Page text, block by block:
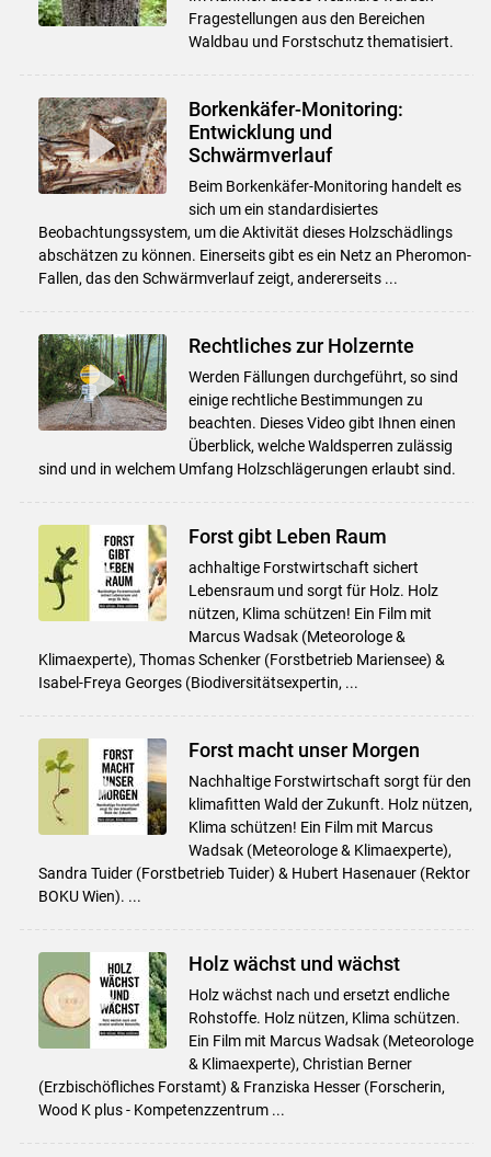
Fragestellungen aus den Bereichen
Waldbau und Forstschutz thematisiert.
Borkenkäfer-Monitoring:
Entwicklung und
Schwärmverlauf
Beim Borkenkäfer-Monitoring handelt es
sich um ein standardisiertes
Beobachtungssystem, um die Aktivität dieses Holzschädlings
abschätzen zu können. Einerseits gibt es ein Netz an Pheromon-
Fallen, das den Schwärmverlauf zeigt, andererseits ...
Rechtliches zur Holzernte
Werden Fällungen durchgeführt, so sind
einige rechtliche Bestimmungen zu
beachten. Dieses Video gibt Ihnen einen
Überblick, welche Waldsperren zulässig
sind und in welchem Umfang Holzschlägerungen erlaubt sind.
Forst gibt Leben Raum
achhaltige Forstwirtschaft sichert
Lebensraum und sorgt für Holz. Holz
nützen, Klima schützen! Ein Film mit
Marcus Wadsak (Meteorologe &
Klimaexperte), Thomas Schenker (Forstbetrieb Mariensee) &
Isabel-Freya Georges (Biodiversitätsexpertin, ...
Forst macht unser Morgen
Nachhaltige Forstwirtschaft sorgt für den
klimafitten Wald der Zukunft. Holz nützen,
Klima schützen! Ein Film mit Marcus
Wadsak (Meteorologe & Klimaexperte),
Sandra Tuider (Forstbetrieb Tuider) & Hubert Hasenauer (Rektor
BOKU Wien). ...
Holz wächst und wächst
Holz wächst nach und ersetzt endliche
Rohstoffe. Holz nützen, Klima schützen.
Ein Film mit Marcus Wadsak (Meteorologe
& Klimaexperte), Christian Berner
(Erzbischöfliches Forstamt) & Franziska Hesser (Forscherin,
Wood K plus - Kompetenzzentrum ...